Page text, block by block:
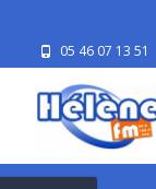
05 46 07 13 51